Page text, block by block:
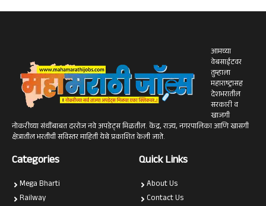
आमच्या
वेबसाईटवर
तुम्हाला
महाराष्ट्रासह
देशभरातील
सरकारी व
खाजगी
नोकरीच्या संधींबाबत दररोज नवे अपडेट्स मिळतील. केंद्र, राज्य, नगरपालिका आणि खासगी
क्षेत्रातील भरतीची सविस्तर माहिती येथे प्रकाशित केली जाते.
Categories
Mega Bharti
Railway
Quick Links
About Us
Contact Us